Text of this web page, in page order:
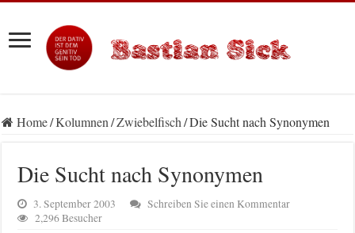
Home/Kolumnen/Zwiebelfisch/Die Sucht nach Synonymen
Die Sucht nach Synonymen
3. September 2003
Schreiben Sie einen Kommentar
2,296 Besucher